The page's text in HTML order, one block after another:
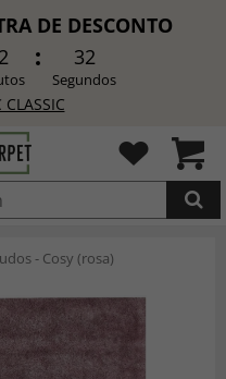
DE DESCONTO
30
Segundos
CLASSIC
- Cosy (rosa)